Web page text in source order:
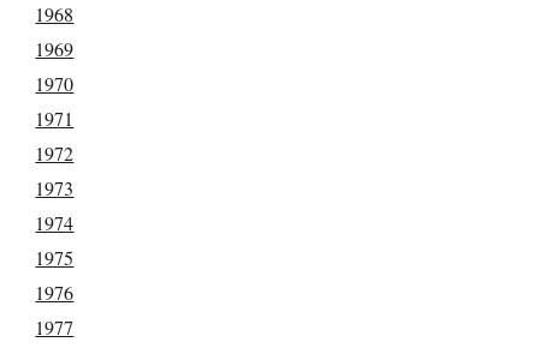
1968
1969
1970
1971
1972
1973
1974
1975
1976
1977